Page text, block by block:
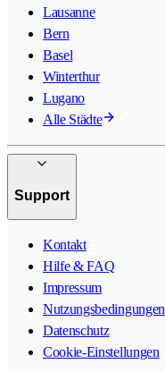
Lausanne
Bern
Basel
Winterthur
Lugano
Alle Städte
Support
Kontakt
Hilfe & FAQ
Impressum
Nutzungsbedingungen
Datenschutz
Cookie-Einstellungen